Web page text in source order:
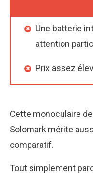
Une batterie
attention
Prix assez
Cette monoculaire
Solomark mérite
comparatif.
Tout simplement